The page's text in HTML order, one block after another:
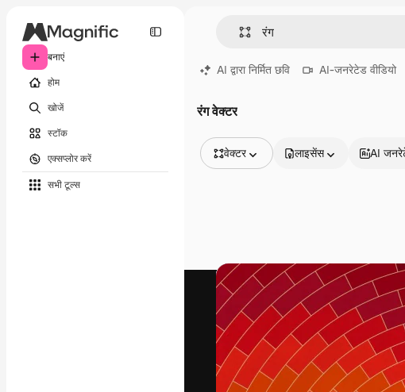
बनाएं
होम
खोजें
स्टॉक
एक्सप्लोर करें
सभी टूल्‍स
AI द्वारा निर्मित छवि AI-जनरेटेड वीडियो
रंग वेक्टर
वेक्टर
वीडियो
फ़ुटेज
मोशन ग्राफ़िक्स
वीडियो टेम्पलेट्स
आइकन
3D मॉडल
लाइसेंस AI
अपने बेहतरीन काम को बनाने के
क्रिएटिव, एंटरप्राइजेज,